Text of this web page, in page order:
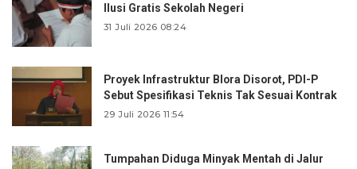
Ilusi Gratis Sekolah Negeri
31 Juli 2026 08:24
Proyek Infrastruktur Blora Disorot, PDI-P
Sebut Spesifikasi Teknis Tak Sesuai Kontrak
29 Juli 2026 11:54
Tumpahan Diduga Minyak Mentah di Jalur